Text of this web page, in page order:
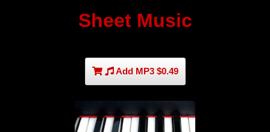
Sheet Music
Add MP3 $0.49